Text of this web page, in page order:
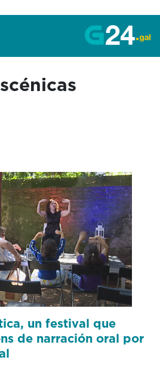
un festival que
de narración oral por